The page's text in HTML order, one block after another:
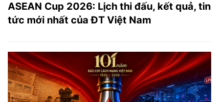
ASEAN Cup 2026: Lịch thi đấu, kết quả, tin
tức mới nhất của ĐT Việt Nam